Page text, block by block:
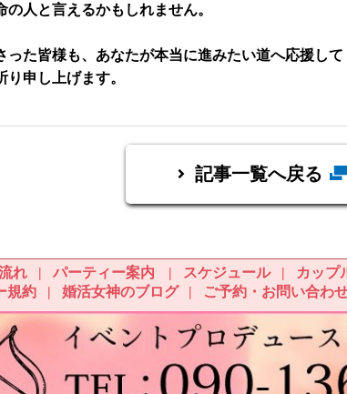
人と言えるかもしれません。
った皆様も、あなたが本当に進みたい道へ応援し
申し上げます。
記事一覧へ戻る
れ パーティー案内 スケジュール カップ
規約 婚活女神のブログ ご予約・お問い合わ